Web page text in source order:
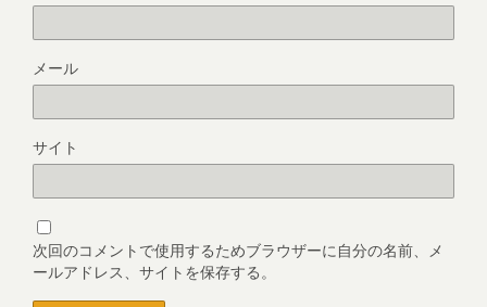
メール
サイト
次回のコメントで使用するためブラウザーに自分の名前、メ
ールアドレス、サイトを保存する。